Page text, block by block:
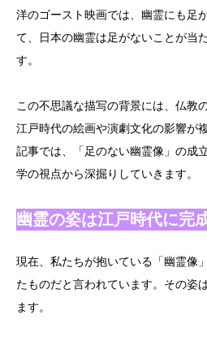
洋のゴースト映画では、幽霊にも足
て、日本の幽霊は足がないことが当
す。
この不思議な描写の背景には、仏教
江戸時代の絵画や演劇文化の影響が
記事では、「足のない幽霊像」の成
学の視点から深掘りしていきます。
幽霊の姿は江戸時代に完
現在、私たちが抱いている「幽霊像
たものだと言われています。その姿
ます。